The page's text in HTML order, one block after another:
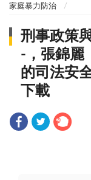
家庭暴力防治
刑事政策
-，張錦麗
的司法安
下載